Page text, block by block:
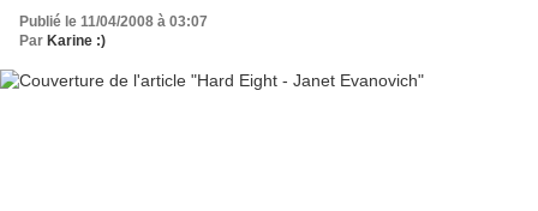
Publié le 11/04/2008 à 03:07
Par Karine :)